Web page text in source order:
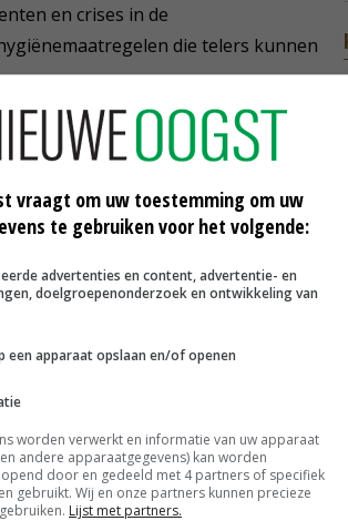
en crises in de
die telers kunnen
af om het plantenvirus
jaar. Daarop vooruitlopend gaf de
de volksgezondheid. Wel kan het
en leiden tot
vlekken hebben en kunnen
vraagt om uw toestemming om uw
te gebruiken voor het volgende:
advertenties en content, advertentie- en
doelgroepenonderzoek en ontwikkeling van
een apparaat opslaan en/of openen
worden verwerkt en informatie van uw apparaat
andere apparaatgegevens) kan worden
door en gedeeld met 4 partners of specifiek
gebruikt. Wij en onze partners kunnen precieze
Lijst met partners.